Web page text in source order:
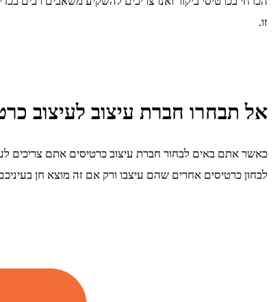
זו.
אל תבחרו חברת עיצוב לעיצוב
כאשר אתם באים לבחור חברת עיצוב כרטיסים אתם צריכים
לבחון כרטיסים אחרים שהם עיצבו ורק אם זה מוצא חן